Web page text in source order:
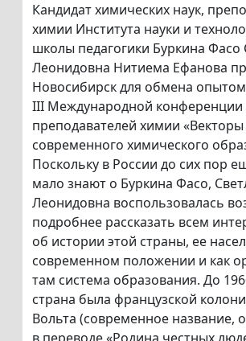
Кандидат химических наук,
химии Института науки и
школы педагогики Буркина Фасо
Леонидовна Нитиема Ефанова
Новосибирск для обмена опытом
III Международной конференции
преподавателей химии «Векторы
современного химического
Поскольку в России до сих пор
мало знают о Буркина Фасо,
Леонидовна воспользовалась
подробнее рассказать всем
об истории этой страны, ее
современном положении и как
там система образования. До
страна была французской
Вольта (современное название,